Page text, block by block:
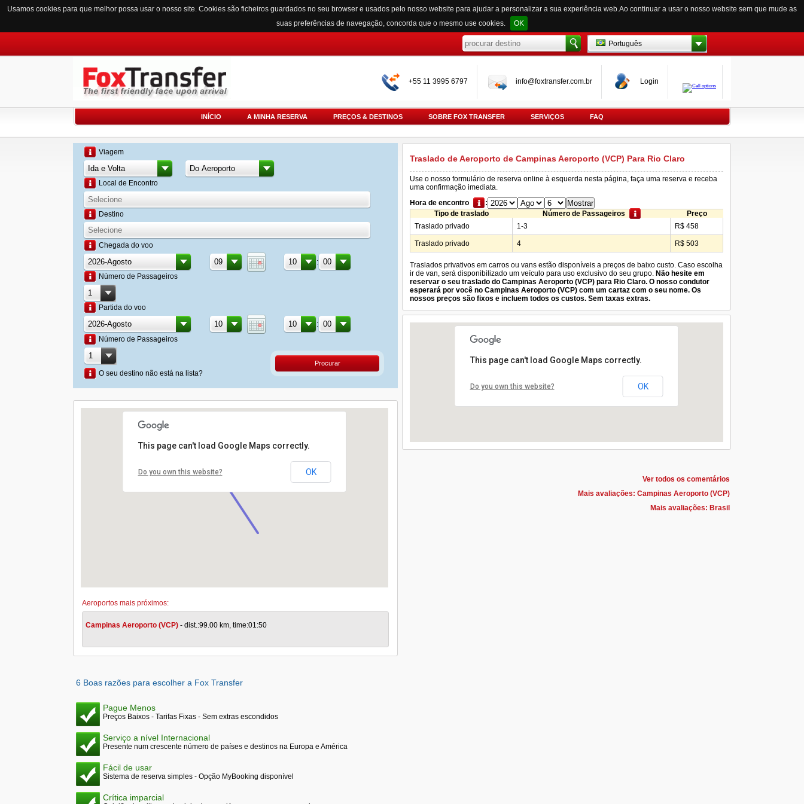
Usamos cookies para que melhor possa usar o nosso site. Cookies são ficheiros guardados no seu browser e usados pelo nosso website para ajudar a personalizar a sua experiência web.Ao continuar a usar o nosso website sem que mude as
suas preferências de navegação, concorda que o mesmo use cookies.
OK
Português
+55 11 3995 6797 info@foxtransfer.com.br Login
INÍCIO A MINHA RESERVA PREÇOS & DESTINOS SOBRE FOX TRANSFER SERVIÇOS FAQ
Viagem
Local de Encontro
Destino
Chegada do voo
:
Número de Passageiros
Partida do voo
:
Número de Passageiros
O seu destino não está na lista?
Procurar
This page can't load Google Maps correctly.
Do you own this website? OK
Aeroportos mais próximos:
Campinas Aeroporto (VCP) - dist.:99.00 km, time:01:50
6 Boas razões para escolher a Fox Transfer
Pague Menos
Preços Baixos - Tarifas Fixas - Sem extras escondidos
Serviço a nível Internacional
Presente num crescente número de países e destinos na Europa e América
Fácil de usar
Sistema de reserva simples - Opção MyBooking disponível
Crítica imparcial
Traslado de Aeroporto de Campinas Aeroporto (VCP) Para Rio Claro
Use o nosso formulário de reserva online à esquerda nesta página, faça uma reserva e receba
uma confirmação imediata.
Hora de encontro
:
Tipo de traslado
Número de Passageiros
Preço
Traslado privado
1-3 R$ 458
Traslado privado 4 R$ 503
Traslados privativos em carros ou vans estão disponíveis a preços de baixo custo. Caso escolha
ir de van, será disponibilizado um veículo para uso exclusivo do seu grupo. Não hesite em
reservar o seu traslado do Campinas Aeroporto (VCP) para Rio Claro. O nosso condutor
esperará por você no Campinas Aeroporto (VCP) com um cartaz com o seu nome. Os
nossos preços são fixos e incluem todos os custos. Sem taxas extras.
This page can't load Google Maps correctly.
Do you own this website? OK
Ver todos os comentários
Mais avaliações: Campinas Aeroporto (VCP)
Mais avaliações: Brasil